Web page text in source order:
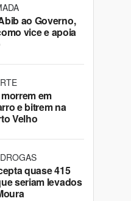
ao Governo,
vice e apoia
em
e bitrem na
Velho
quase 415
seriam levados